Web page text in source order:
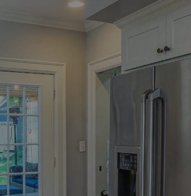
Ten plik cookie przechowuje identyfikator sesji.
Ten plik cookie jest używany do celów
uwierzytelniania i bezpieczeństwa, zapewniając, że
użytkownicy pozostają zalogowani, a ich dane są
zabezpieczone, jak poruszać się przez witrynę
30 minut
Ten plik cookie służy do rozróżniania ludzi i botów.
Jest to korzystne dla strony internetowej, ponieważ
umożliwia tworzenie ważnych raportów na temat
korzystania z jej witryny internetowej.
29 minut 59
sekund
Ten plik cookie służy do rozróżniania ludzi i botów.
5 miesięcy 4
tygodnie
zgody użytkownika i wyboru prywatności dla ich
interakcji z witryną. Rejestruje dane dotyczące
zgody odwiedzającego na różne polityki i
ustawienia prywatności, zapewniając, że ich
preferencje zostaną uhonorowane w przyszłych
2 dni
Ten plik cookie jest używany przez usługę Cookie-